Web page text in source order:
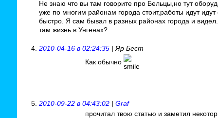
Не знаю что вы там говорите про Бельцы,но тут
уже по многим районам города стоит,работы идут идут
быстро. Я сам бывал в разных районах города и видел.
там жизнь в Унгенах?
2010-04-16 в 02:24:35 | Яр Бест
Как обычно
2010-09-22 в 04:43:02 | Graf
прочитал твою статью и заметил